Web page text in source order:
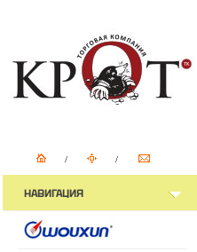
НАВИГАЦИЯ